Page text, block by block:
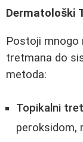
Dermatološki
Postoji mnogo
tretmana do
metoda:
Topikalni
peroksidom,